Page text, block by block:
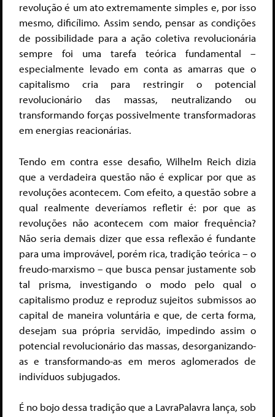
revolução é um ato extremamente simples e, por isso
mesmo, dificílimo. Assim sendo, pensar as condições
de possibilidade para a ação coletiva revolucionária
sempre foi uma tarefa teórica fundamental –
especialmente levado em conta as amarras que o
capitalismo cria para restringir o potencial
revolucionário das massas, neutralizando ou
transformando forças possivelmente transformadoras
em energias reacionárias.
Tendo em contra esse desafio, Wilhelm Reich dizia
que a verdadeira questão não é explicar por que as
revoluções acontecem. Com efeito, a questão sobre a
qual realmente deveríamos refletir é: por que as
revoluções não acontecem com maior frequência?
Não seria demais dizer que essa reflexão é fundante
para uma improvável, porém rica, tradição teórica – o
freudo-marxismo – que busca pensar justamente sob
tal prisma, investigando o modo pelo qual o
capitalismo produz e reproduz sujeitos submissos ao
capital de maneira voluntária e que, de certa forma,
desejam sua própria servidão, impedindo assim o
potencial revolucionário das massas, desorganizando-
as e transformando-as em meros aglomerados de
indivíduos subjugados.
É no bojo dessa tradição que a LavraPalavra lança, sob